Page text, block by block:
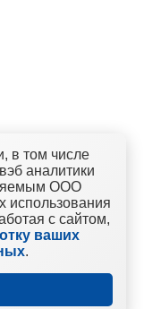
строительно-
в том числе
аналитики
ООО
использования
с сайтом,
ваших
.